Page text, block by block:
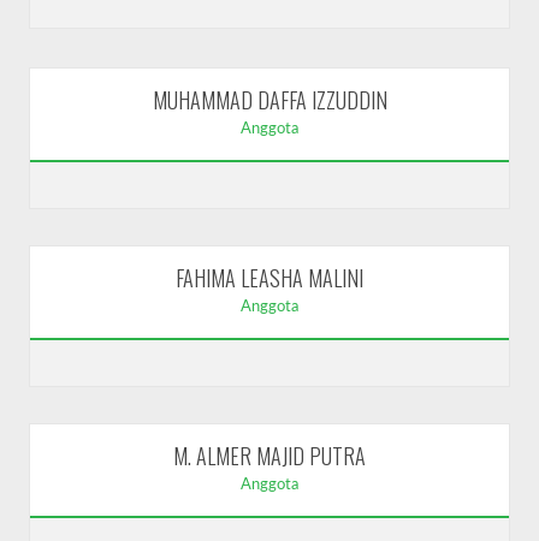
MUHAMMAD DAFFA IZZUDDIN
Anggota
FAHIMA LEASHA MALINI
Anggota
M. ALMER MAJID PUTRA
Anggota